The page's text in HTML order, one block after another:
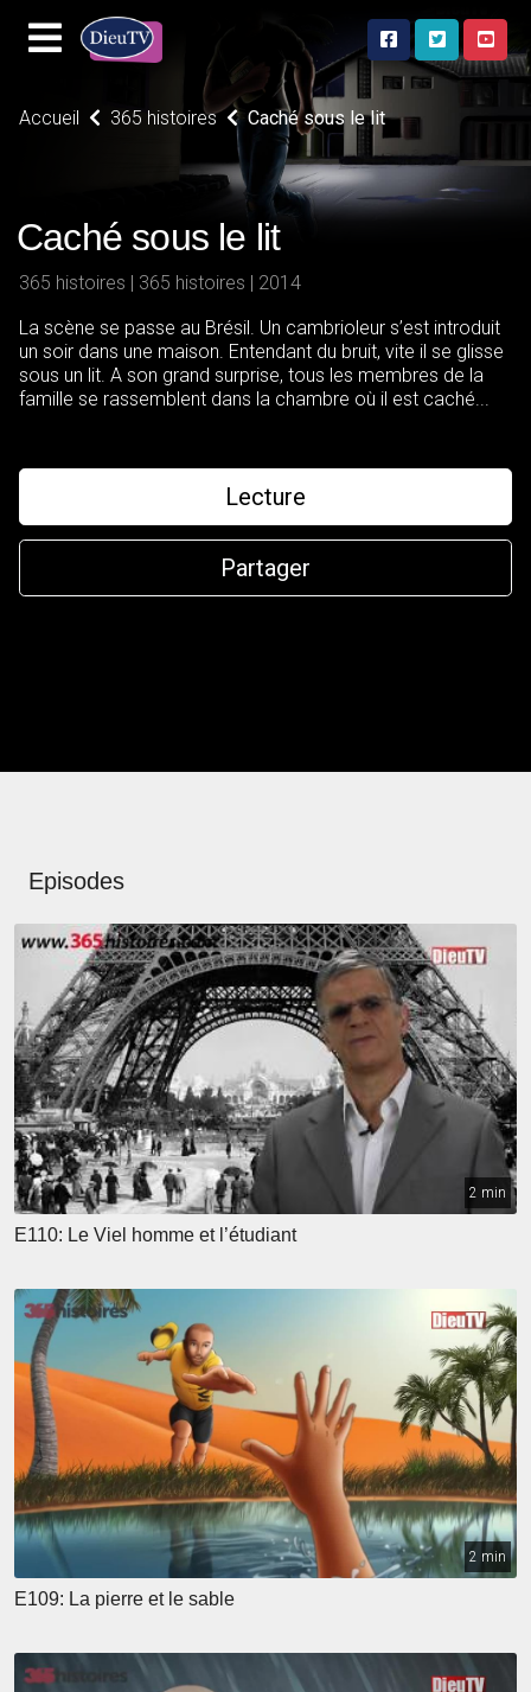
Accueil 365 histoires Caché sous le lit
Caché sous le lit
365 histoires | 365 histoires | 2014
La scène se passe au Brésil. Un cambrioleur s’est introduit
un soir dans une maison. Entendant du bruit, vite il se glisse
sous un lit. A son grand surprise, tous les membres de la
famille se rassemblent dans la chambre où il est caché...
Lecture
Partager
Episodes
2 min
E110: Le Viel homme et l’étudiant
2 min
E109: La pierre et le sable